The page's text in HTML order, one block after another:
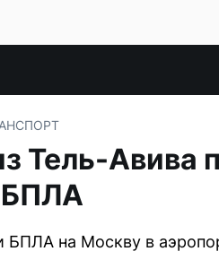
Тель-Авива
БПЛА
БПЛА на Москву в